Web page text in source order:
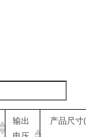
输出
产品尺